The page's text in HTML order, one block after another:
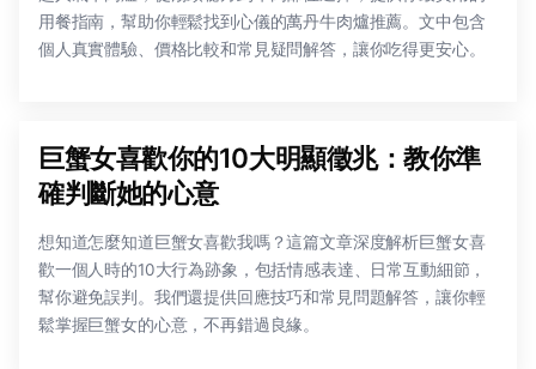
用餐指南，幫助你輕鬆找到心儀的萬丹牛肉爐推薦。文中包含
個人真實體驗、價格比較和常見疑問解答，讓你吃得更安心。
巨蟹女喜歡你的10大明顯徵兆：教你準
確判斷她的心意
想知道怎麼知道巨蟹女喜歡我嗎？這篇文章深度解析巨蟹女喜
歡一個人時的10大行為跡象，包括情感表達、日常互動細節，
幫你避免誤判。我們還提供回應技巧和常見問題解答，讓你輕
鬆掌握巨蟹女的心意，不再錯過良緣。